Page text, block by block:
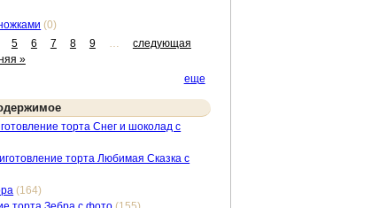
(0)
5 6 7 8 9 …
следующая
»
еще
торта Снег и шоколад с
торта Любимая Сказка с
(164)